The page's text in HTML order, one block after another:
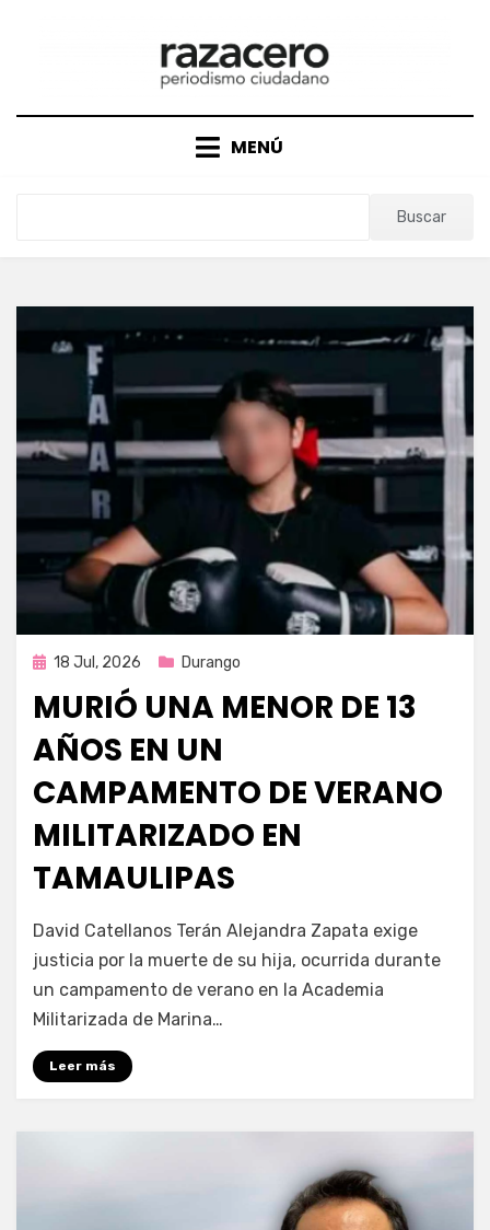
MENÚ
Buscar
Publicada
18 Jul, 2026 Durango
MURIÓ UNA MENOR DE 13
AÑOS EN UN
CAMPAMENTO DE VERANO
MILITARIZADO EN
TAMAULIPAS
por Fernando Miranda Servín
David Catellanos Terán Alejandra Zapata exige
justicia por la muerte de su hija, ocurrida durante
un campamento de verano en la Academia
Militarizada de Marina…
Leer más